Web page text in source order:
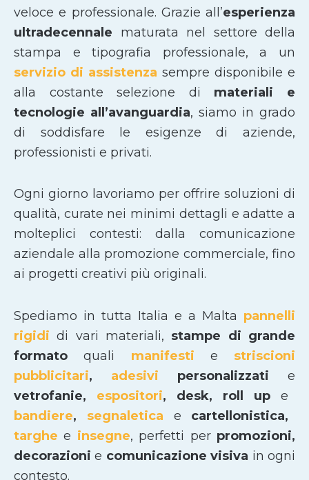
veloce e professionale. Grazie all’esperienza
ultradecennale maturata nel settore della
stampa e tipografia professionale, a un
servizio di assistenza sempre disponibile e
alla costante selezione di materiali e
tecnologie all’avanguardia, siamo in grado
di soddisfare le esigenze di aziende,
professionisti e privati.
Ogni giorno lavoriamo per offrire soluzioni di
qualità, curate nei minimi dettagli e adatte a
molteplici contesti: dalla comunicazione
aziendale alla promozione commerciale, fino
ai progetti creativi più originali.
Spediamo in tutta Italia e a Malta pannelli
rigididi vari materiali, stampe di grande
formatoquali manifesti e striscioni
pubblicitari, adesivi personalizzati e
vetrofanie, espositori, desk, roll up e
bandiere, segnaletica e cartellonistica,
targhee insegne, perfetti per promozioni,
decorazionie comunicazione visiva in ogni
contesto.